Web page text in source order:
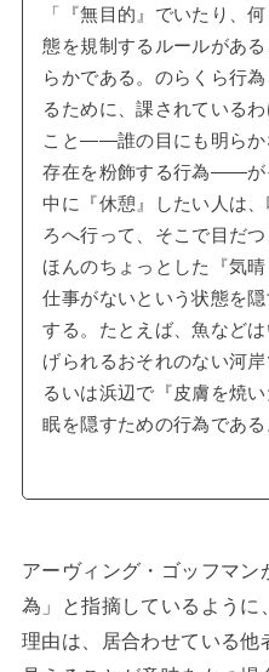
「『無目的』でいたり、
態を規制するルールがあ
らかである。のらくら行
るために、課されている
こと――誰の目にも明らか
存在を粉飾する行為――が
中に『休憩』したい人は
ろへ行って、そこで目だ
ほんのちょっとした『気
仕事がないという状態を
する。たとえば、魚など
げられるおそれのない河
るいは浜辺で『皮膚を焼
眠を隠すための行為である
アーヴィング・ゴッフマ
為」と指摘しているように
理由は、居合わせている他